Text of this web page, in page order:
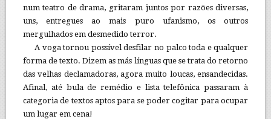
num teatro de drama, gritaram juntos por razões diversas,
uns, entregues ao mais puro ufanismo, os outros
mergulhados em desmedido terror.
A voga tornou possível desfilar no palco toda e qualquer
forma de texto. Dizem as más línguas que se trata do retorno
das velhas declamadoras, agora muito loucas, ensandecidas.
Afinal, até bula de remédio e lista telefônica passaram à
categoria de textos aptos para se poder cogitar para ocupar
um lugar em cena!